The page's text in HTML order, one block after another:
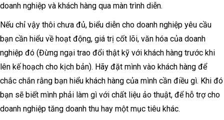
doanh nghiệp và khách hàng qua màn trình diễn.
Nếu chỉ vậy thôi chưa đủ, biểu diễn cho doanh nghiệp yêu cầu
bạn cần hiểu về hoạt động, giá trị cốt lõi, văn hóa của doanh
nghiệp đó (Đừng ngại trao đổi thật kỹ với khách hàng trước khi
lên kế hoạch cho kịch bản). Hãy đặt mình vào khách hàng để
chắc chắn rằng bạn hiểu khách hàng của mình cần điều gì. Khi đó
bạn sẽ biết mình phải làm gì với chất liệu ảo thuật, để hỗ trợ cho
doanh nghiệp tăng doanh thu hay một mục tiêu khác.